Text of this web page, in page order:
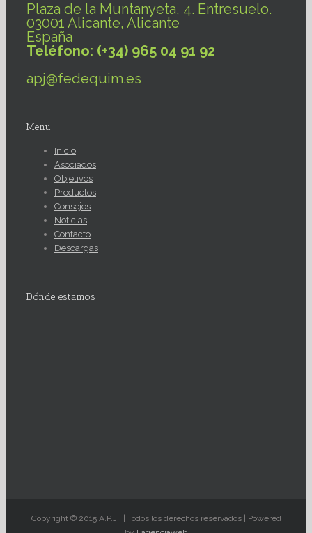
Plaza de la Muntanyeta, 4. Entresuelo.
03001 Alicante, Alicante
España
Teléfono: (+34) 965 04 91 92
apj@fedequim.es
Menu
Inicio
Asociados
Objetivos
Productos
Consejos
Noticias
Contacto
Descargas
Dónde estamos
Copyright © 2015 A.P.J.. | Todos los derechos reservados | Powered